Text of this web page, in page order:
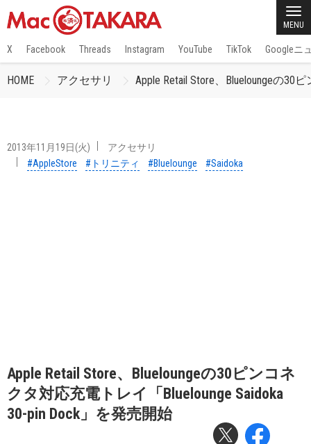
MENU
X Facebook Threads Instagram YouTube TikTok Googleニ
HOME アクセサリ Apple Retail Store、Blueloungeの30
2013年11月19日(火)
アクセサリ
#AppleStore
#トリニティ #Bluelounge #Saidoka
Apple Retail Store、Blueloungeの30ピンコネ
クタ対応充電トレイ「Bluelounge Saidoka
30-pin Dock」を発売開始